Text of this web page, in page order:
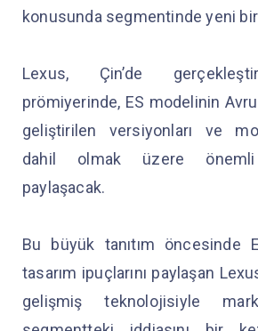
konusunda segmentinde yeni
Lexus, Çin’de
prömiyerinde, ES modelinin
geliştirilen versiyonları ve
dahil olmak üzere
paylaşacak.
Bu büyük tanıtım öncesinde
tasarım ipuçlarını paylaşan
gelişmiş teknolojisiyle